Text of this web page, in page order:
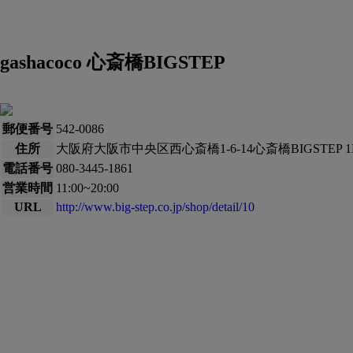
gashacoco 心斎橋BIGSTEP
郵便番号 542-0086
住所
大阪府大阪市中央区西心斎橋1-6-14心斎橋BIGSTEP
電話番号 080-3445-1861
営業時間 11:00~20:00
URL
http://www.big-step.co.jp/shop/detail/10